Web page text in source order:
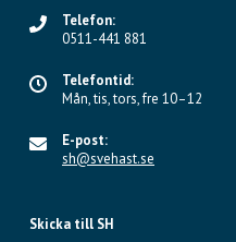
Telefon:
0511-441 881
Telefontid:
Mån, tis, tors, fre 10–12
E-post:
sh@svehast.se
Skicka till SH